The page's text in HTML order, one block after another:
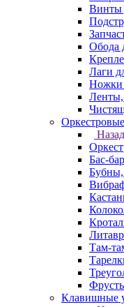
Винты
Обода
Лаги
Ножки
Назад
Бас-
Бубны,
Там-
Клавишные